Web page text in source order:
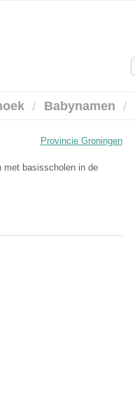
Babynamen
Provincie Groningen
met basisscholen in de